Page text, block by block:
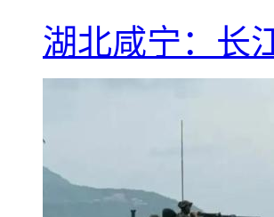
湖北咸宁：长